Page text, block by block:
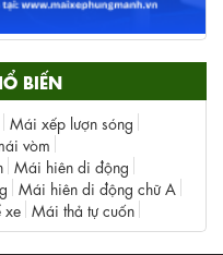
BIẾN
Mái xếp lượn sóng
vòm
Mái hiên di động
Mái hiên di động chữ A
xe Mái thả tự cuốn